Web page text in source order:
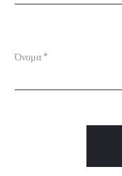
σ
ι
ς
Όνομα *